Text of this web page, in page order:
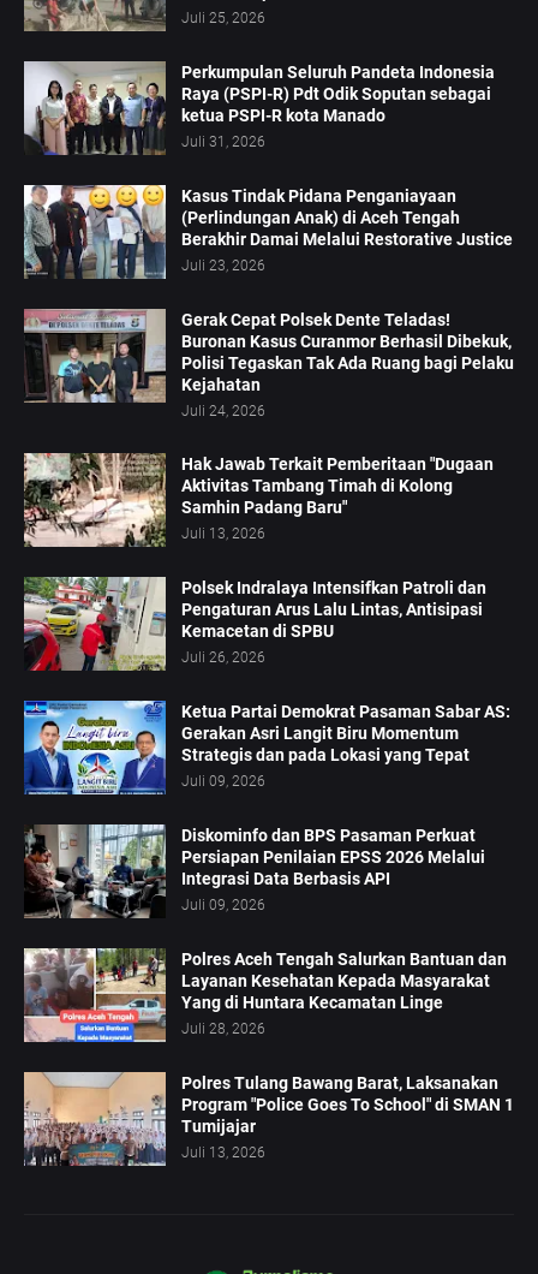
Juli 25, 2026
Perkumpulan Seluruh Pandeta Indonesia
Raya (PSPI-R) Pdt Odik Soputan sebagai
ketua PSPI-R kota Manado
Juli 31, 2026
Kasus Tindak Pidana Penganiayaan
(Perlindungan Anak) di Aceh Tengah
Berakhir Damai Melalui Restorative Justice
Juli 23, 2026
Gerak Cepat Polsek Dente Teladas!
Buronan Kasus Curanmor Berhasil Dibekuk,
Polisi Tegaskan Tak Ada Ruang bagi Pelaku
Kejahatan
Juli 24, 2026
Hak Jawab Terkait Pemberitaan "Dugaan
Aktivitas Tambang Timah di Kolong
Samhin Padang Baru"
Juli 13, 2026
Polsek Indralaya Intensifkan Patroli dan
Pengaturan Arus Lalu Lintas, Antisipasi
Kemacetan di SPBU
Juli 26, 2026
Ketua Partai Demokrat Pasaman Sabar AS:
Gerakan Asri Langit Biru Momentum
Strategis dan pada Lokasi yang Tepat
Juli 09, 2026
Diskominfo dan BPS Pasaman Perkuat
Persiapan Penilaian EPSS 2026 Melalui
Integrasi Data Berbasis API
Juli 09, 2026
Polres Aceh Tengah Salurkan Bantuan dan
Layanan Kesehatan Kepada Masyarakat
Yang di Huntara Kecamatan Linge
Juli 28, 2026
Polres Tulang Bawang Barat, Laksanakan
Program "Police Goes To School" di SMAN 1
Tumijajar
Juli 13, 2026